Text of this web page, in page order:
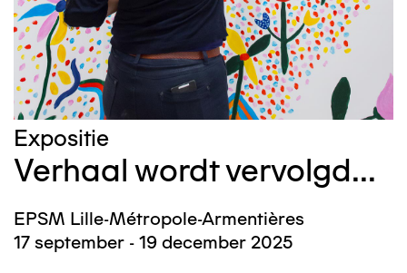
Expositie
Verhaal wordt vervolgd...
EPSM Lille-Métropole-Armentières
17 september - 19 december 2025